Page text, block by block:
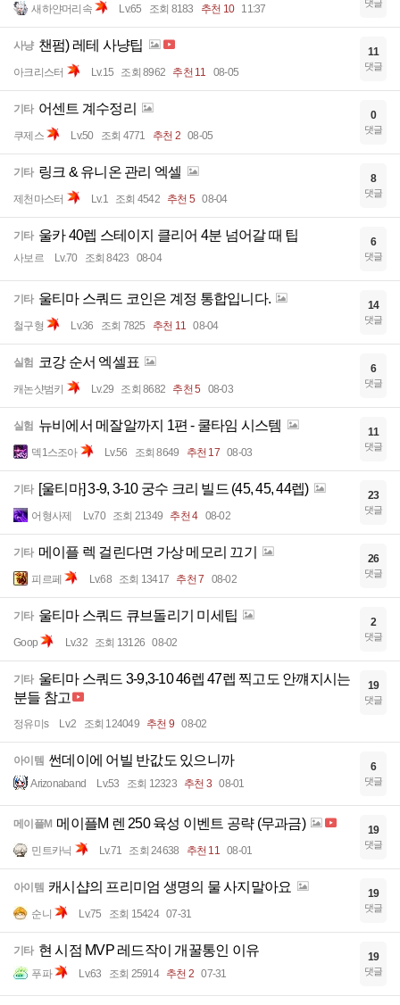
새하얀머리속 Lv.65 조회 8183 추천 10 11:37 댓글
사냥 챈펌) 레테 사냥팁
아크리스터 Lv.15 조회 8962 추천 11 08-05
11
댓글
기타 어센트 계수정리
쿠제스 Lv.50 조회 4771 추천 2 08-05
0
댓글
기타 링크 & 유니온 관리 엑셀
제천마스터 Lv.1 조회 4542 추천 5 08-04
8
댓글
기타 울카 40렙 스테이지 클리어 4분 넘어갈 때 팁
사보르 Lv.70 조회 8423 08-04
6
댓글
기타 울티마 스쿼드 코인은 계정 통합입니다.
철구형 Lv.36 조회 7825 추천 11 08-04
14
댓글
실험 코강 순서 엑셀표
캐논샷범키 Lv.29 조회 8682 추천 5 08-03
6
댓글
실험 뉴비에서 메잘알까지 1편 - 쿨타임 시스템
덱1스조아 Lv.56 조회 8649 추천 17 08-03
11
댓글
기타 [울티마] 3-9, 3-10 궁수 크리 빌드 (45, 45, 44렙)
어형사제 Lv.70 조회 21349 추천 4 08-02
23
댓글
기타 메이플 렉 걸린다면 가상 메모리 끄기
피르페 Lv.68 조회 13417 추천 7 08-02
26
댓글
기타 울티마 스쿼드 큐브돌리기 미세팁
Goop Lv.32 조회 13126 08-02
2
댓글
기타 울티마 스쿼드 3-9,3-10 46렙 47렙 찍고도 안꺠지시는
분들 참고
정유미s Lv.2 조회 124049 추천 9 08-02
19
댓글
아이템 썬데이에 어빌 반값도 있으니까
Arizonaband Lv.53 조회 12323 추천 3 08-01
6
댓글
메이플M 메이플M 렌 250 육성 이벤트 공략 (무과금)
민트카닉 Lv.71 조회 24638 추천 11 08-01
19
댓글
아이템 캐시샵의 프리미엄 생명의 물 사지말아요
순니 Lv.75 조회 15424 07-31
19
댓글
기타 현 시점 MVP 레드작이 개꿀통인 이유
푸파 Lv.63 조회 25914 추천 2 07-31
19
댓글